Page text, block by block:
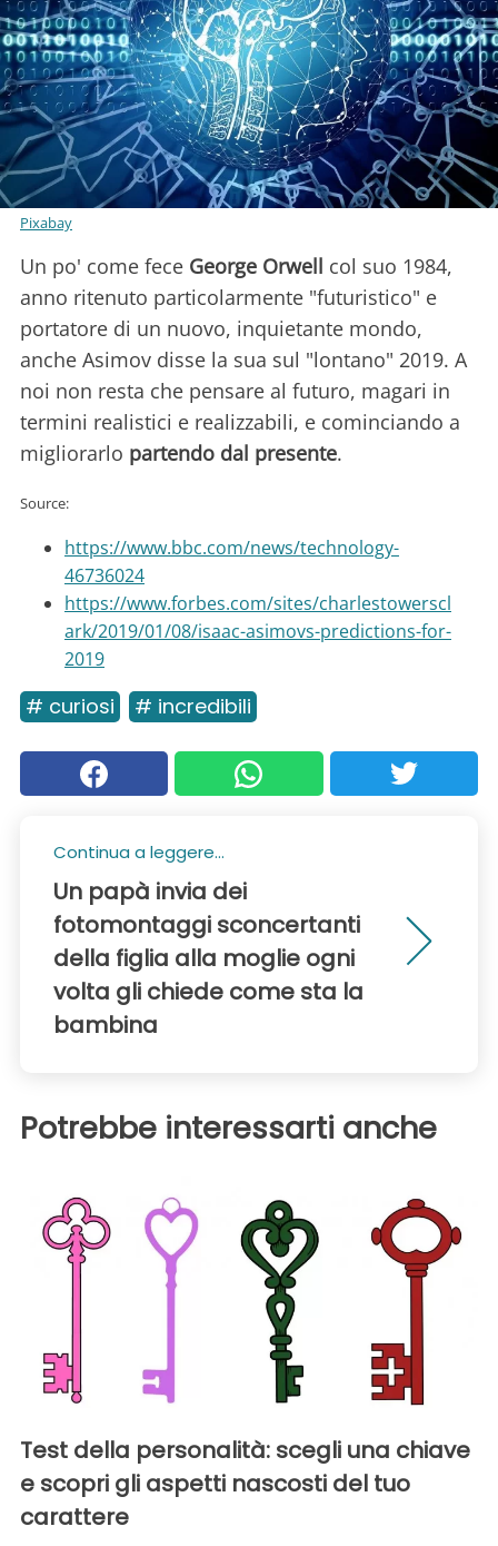
Pixabay
Un po' come fece George Orwell col suo 1984,
anno ritenuto particolarmente "futuristico" e
portatore di un nuovo, inquietante mondo,
anche Asimov disse la sua sul "lontano" 2019. A
noi non resta che pensare al futuro, magari in
termini realistici e realizzabili, e cominciando a
migliorarlo partendo dal presente.
Source:
https://www.bbc.com/news/technology-
46736024
https://www.forbes.com/sites/charlestowerscl
ark/2019/01/08/isaac-asimovs-predictions-for-
2019
# curiosi # incredibili
Continua a leggere...
Un papà invia dei
fotomontaggi sconcertanti
della figlia alla moglie ogni
volta gli chiede come sta la
bambina
Potrebbe interessarti anche
Test della personalità: scegli una chiave
e scopri gli aspetti nascosti del tuo
carattere